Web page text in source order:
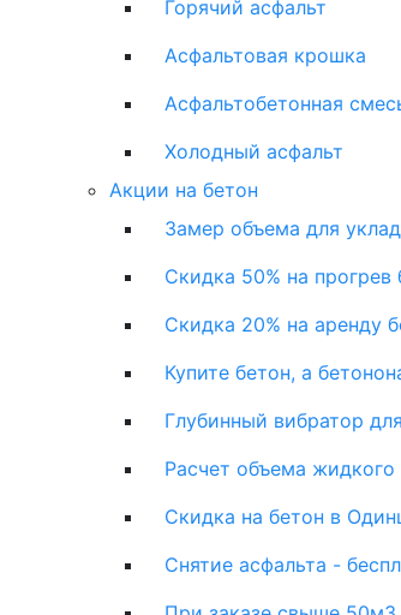
Горячий асфальт
Асфальтовая крошка
Асфальтобетонная
Холодный асфальт
Акции на бетон
Замер объема для
Скидка 50% на
Скидка 20% на аренду
Купите бетон, а
Глубинный вибратор
Расчет объема
Скидка на бетон в
Снятие асфальта -